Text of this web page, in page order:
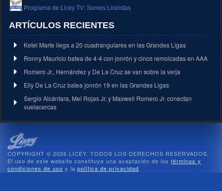
Programa de Licey TV: Somos Liceistas
ARTÍCULOS RECIENTES
Ketel Marte llega a 20 cuadrangulares en las Grandes Ligas
Ronny Mauricio batea de 4-4 con jonrón y cinco remolcadas en AAA
Romero Jr., Hernández y De La Cruz se van sobre la verja
Elly De La Cruz batea jonrón 19 en las Grandes Ligas
Sergio Alcántara, Mel Rojas Jr. y Maxwell Romero Jr. conectan
vuelacercas
COPYRIGHT © 2026 LICEY. TODOS LOS DERECHOS RESERVADOS.
El uso de este website constituye una aceptación de los términos y
condiciones de uso y la política de privacidad